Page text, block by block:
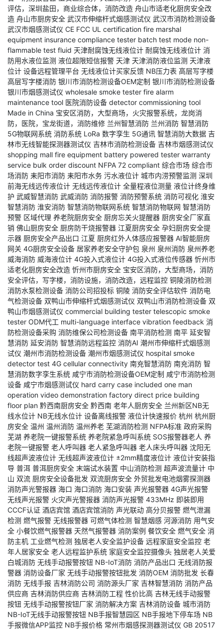
评估，深圳盐田，商业综合体，消防改造 舟山市适老化厨房安全改
造 舟山市厨房安全 武汉市伸缩杆式烟感测试仪 武汉市消防检测设备
武汉市烟感测试仪 CE FCC UL certification fire marshal
equipment insurance compliance tester batch test mode non-
flammable test fluid 天津耐腐蚀无线液位计 耐腐蚀无线液位计 消
防用水液位监测 液位超限短信报警 天津 天津消防液位监测 天津液
位计 设备远程管理平台 无线液位计买家反馈 NB压力表 高层写字楼
高层写字楼消防 银川市消防检测设备OEM定制 银川市消防检测设备
银川市烟感测试仪 wholesale smoke tester fire alarm
maintenance tool 医院消防设备 detector commissioning tool
Made in China 宝安区消防，大型商场，火灾报警系统，龙岗消
防，医院，宝龙街道，消防维修 兰州智慧消防 兰州消防 智慧消防
5G物联网系统 消防系统 LoRa 数字孪生 5G通讯 智慧消防大数据 吉
林市无线智能探测器测试仪 吉林市消防检测设备 吉林市烟感测试仪
shopping mall fire equipment battery powered tester warranty
service bulk order discount NFPA 72 compliant 综合市场 综合市
场消防 耒阳市消防 耒阳市水务 污水液位计 城市内涝预警监测 深圳
前海无线远传液位计 无线远传液位计 全量程液位测量 液位计终身维
护 武威智慧消防 武威消防 消防报警 消防预警系统 消防可视化 淮安
智慧消防 淮安消防 智慧消防物联网系统 智慧消防物联网 智慧消防
预警 区域代理 养老院厨房安全 厨房忘关火提醒器 厨房安全厂家直
销 佛山厨房安全 厨房防干烧报警器 江夏厨房安全 孕妇厨房安全提
示器 厨房安全产品出口 江夏 厨房红外人体感应报警器 AI智能厨房
网关 4G厨房安全设备 居家养老安全守护包 泉州 泉州消防 泉州养老
威海消防 威海液位计 4G投入式液位计 4G投入式液位传感器 忻州市
适老化厨房安全改造 忻州市厨房安全 宝安区消防，大型商场，消防
安全评估，写字楼，消防设施，消防改造，远程监控 铜陵消防检测
消防水泵检测设备 消防公司招投标 铜陵 消防安全评估软件 消防电
气检测设备 双鸭山市伸缩杆式烟感测试仪 双鸭山市消防检测设备 双
鸭山市烟感测试仪 commercial building tester telescopic smoke
tester ODM代工 multi-language interface vibration feedback 消
防检测设备采购 消防维保公司检测设备 南平消防检测 南平 延安智
慧消防 延安消防 智慧消防远程监控 消防AI 潮州市伸缩杆式烟感测
试仪 潮州市消防检测设备 潮州市烟感测试仪 hospital smoke
detector test 4G cellular connectivity 南充智慧消防 南充消防 智
慧消防数字孪生系统 咸宁市消防检测设备OEM定制 咸宁市消防检测
设备 咸宁市烟感测试仪 hard carry case included one man
operation video demonstration factory direct price building
floor plan 黔西南厨房安全 黔西南 老年人厨房安全 兰州新区NB无
线水位计 NB无线水位计 设备离线报警 液位计快速报价 杭州 杭州厨
房安全 温州 温州消防 温州养老 芜湖消防检测 NFPA标准 政府采购
芜湖 养老院一键报警系统 养老院紧急呼叫系统 SOS报警器老人 养
老院一键报警 老人呼叫器 老人紧急呼叫器 老人床头呼叫器 沈阳无
线超声波液位计 无线超声波液位计 ±2mm精度液位计 液位计安装指
导 普洱 普洱厨房安全 末端试水装置 中山消防检测 超声波流量计 中
山 双流 厨房安全设备批发 双流厨房安全 外贸批发电池烟雾探测器
消防声光警报器 海口 海口消防 海口安装 声光报警器 4G声光报警
无线声光报警 火灾声光警报器 消防声光报警 433MHz 即装即用
CCCF认证 酒店宾馆 酒店宾馆消防 声光联动 高分贝报警 燃气泄漏
检测 燃气报警 无线报警器 可燃气体检测 智慧烟感 河源消防 用气安
全 小餐饮燃气报警器 天然气报警器 消防案例 餐饮安全 燃气安全 消
防主机 工业燃气检测 独居老人安全监护设备 远程家庭安全监控 老
年人居家安全 老人远程监护系统 家庭安全监控摄像头 独居老人关爱
白城消防 无线手动报警按钮 NB-IoT消防 消防产品出口 无线消防报
警器 消防设备厂家 无线手动报警按钮批发 消防OEM 消防批发 长春
消防 无线手报 吉林消防公司 消防源头厂家 吉林智慧消防 消防产品
供应商 吉林消防供应商 吉林消防工程 性价比高 吉林无线手动报警
按钮 无线手动报警按钮厂家 消防解决方案 吉林消防设备 城市消防
NB-IoT无线手动报警按钮 NB手报智慧园区 NB手报地下停车场 NB
手报微信APP监控 NB手报价格 常州市烟感探测器测试仪 GB 20517